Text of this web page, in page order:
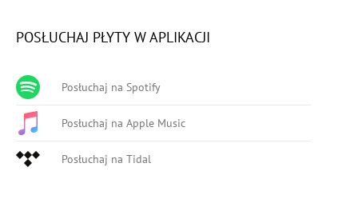
POSŁUCHAJ PŁYTY W APLIKACJI
Posłuchaj na Spotify
Posłuchaj na Apple Music
Posłuchaj na Tidal